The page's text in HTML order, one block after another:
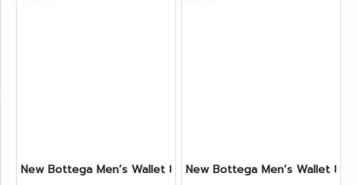
New Bottega Men’s Wallet 8 Card in Blue Leather
New Bottega Men’s Wallet 8